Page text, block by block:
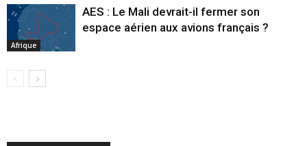
Afrique
AES : Le Mali devrait-il fermer son
espace aérien aux avions français ?